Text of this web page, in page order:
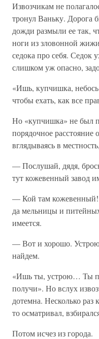
Извозчикам не
тронул Ваньку. Дорога
дожди размыли ее так,
ноги из зловонной
седока про себя. Седок
слишком уж опасно,
«Ишь, купчишка, небось
чтобы ехать, как все
Но «купчишка» не был
порядочное расстояние
вглядываясь в
— Послушай, дядя,
тут кожевенный завод
— Кой там кожевенный!
да мельницы и
имеется.
— Вот и хорошо. Устрою
найдем.
«Ишь ты, устрою… Ты
получи». Но вслух
дотемна. Несколько раз
то осматривал,
Потом исчез из города.